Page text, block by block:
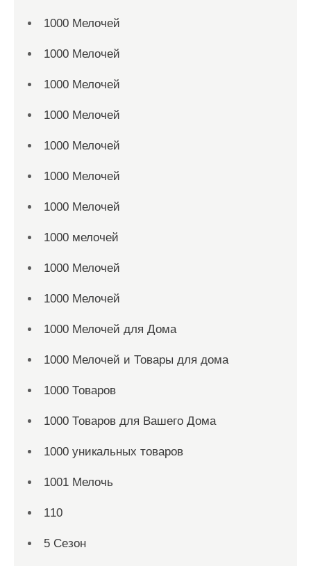
1000 Мелочей
1000 Мелочей
1000 Мелочей
1000 Мелочей
1000 Мелочей
1000 Мелочей
1000 Мелочей
1000 мелочей
1000 Мелочей
1000 Мелочей
1000 Мелочей для Дома
1000 Мелочей и Товары для дома
1000 Товаров
1000 Товаров для Вашего Дома
1000 уникальных товаров
1001 Мелочь
110
5 Сезон